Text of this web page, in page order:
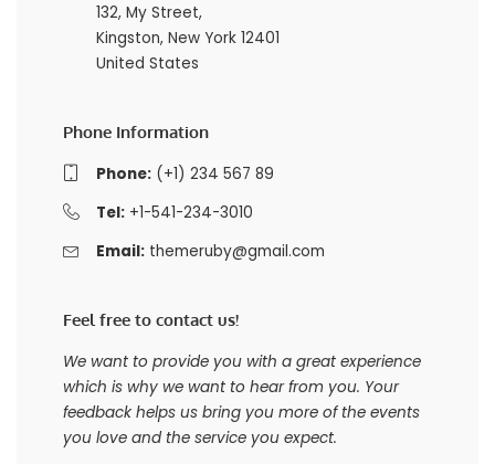
132, My Street,
Kingston, New York 12401
United States
Phone Information
Phone:(+1) 234 567 89
Tel:+1-541-234-3010
Email: themeruby@gmail.com
Feel free to contact us!
We want to provide you with a great experience
which is why we want to hear from you. Your
feedback helps us bring you more of the events
you love and the service you expect.